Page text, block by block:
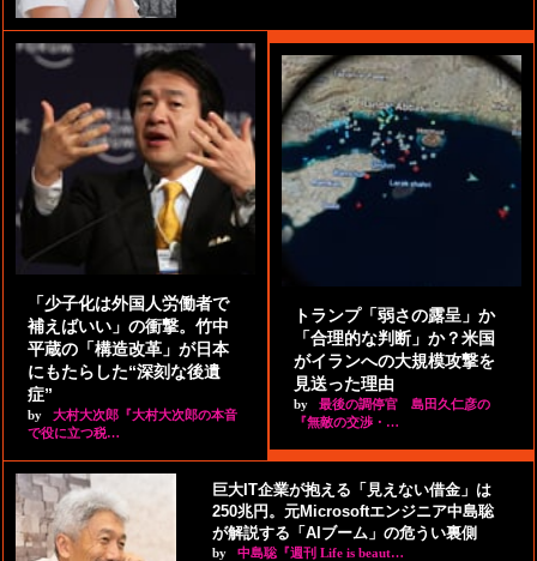
「少子化は外国人労働者で
補えばいい」の衝撃。竹中
平蔵の「構造改革」が日本
にもたらした“深刻な後遺
症”
by
大村大次郎『大村大次郎の本音
で役に立つ税…
トランプ「弱さの露呈」か
「合理的な判断」か？米国
がイランへの大規模攻撃を
見送った理由
by
最後の調停官 島田久仁彦の
『無敵の交渉・…
巨大IT企業が抱える「見えない借金」は
250兆円。元Microsoftエンジニア中島聡
が解説する「AIブーム」の危うい裏側
by 中島聡『週刊 Life is beaut…